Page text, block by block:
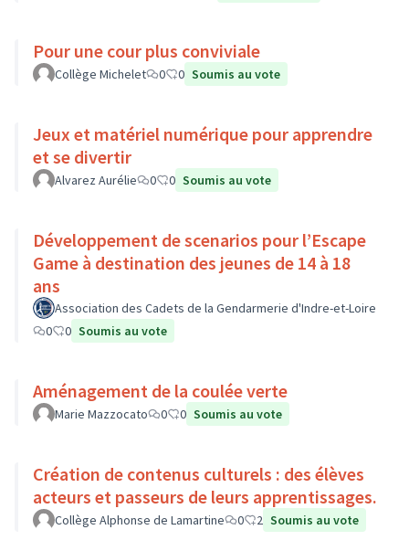
Pour une cour plus conviviale
Collège Michelet 0 0 Soumis au vote
Jeux et matériel numérique pour apprendre
et se divertir
Alvarez Aurélie 0 0 Soumis au vote
Développement de scenarios pour l’Escape
Game à destination des jeunes de 14 à 18
ans
Association des Cadets de la Gendarmerie d'Indre-et-Loire
0
0 Soumis au vote
Aménagement de la coulée verte
Marie Mazzocato 0 0 Soumis au vote
Création de contenus culturels : des élèves
acteurs et passeurs de leurs apprentissages.
Collège Alphonse de Lamartine 0 2 Soumis au vote